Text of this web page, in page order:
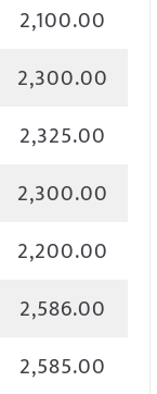
2,100.00
2,300.00
2,325.00
2,300.00
2,200.00
2,586.00
2,585.00